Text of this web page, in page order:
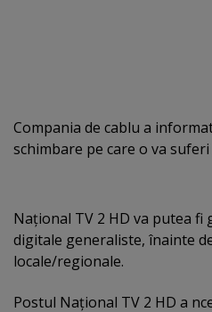
Compania de cablu a
schimbare pe care o va
Naţional TV 2 HD va putea
digitale generaliste, înainte
locale/regionale.
Postul Naţional TV 2 HD a